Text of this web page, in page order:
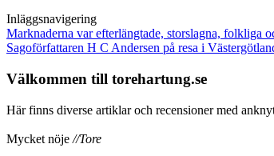
Inläggsnavigering
Marknaderna var efterlängtade, storslagna, folkliga
Sagoförfattaren H C Andersen på resa i
Välkommen till torehartung.se
Här finns diverse artiklar och recensioner med
Mycket nöje //Tore